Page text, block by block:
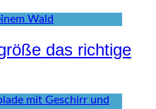
das richtige